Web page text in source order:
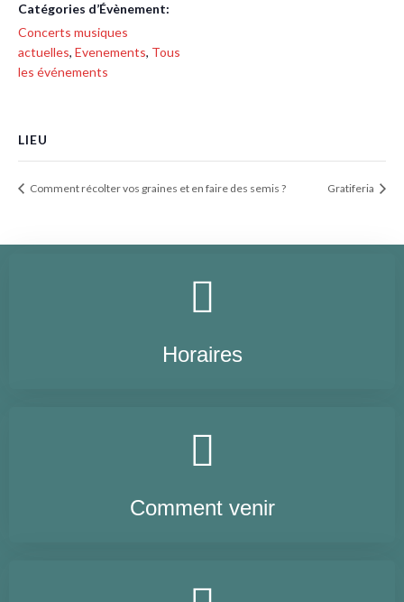
Catégories d’Évènement:
Concerts musiques
actuelles, Evenements, Tous
les événements
LIEU
Comment récolter vos graines et en faire des semis ? Gratiferia
Horaires
Comment venir